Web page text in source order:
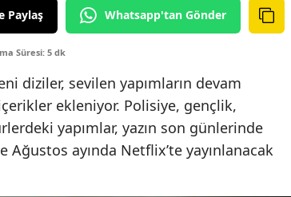
Paylaş Whatsapp'tan Gönder
Süresi: 5 dk
diziler, sevilen yapımların devam
ekleniyor. Polisiye, gençlik,
yapımlar, yazın son günlerinde
ayında Netflix’te yayınlanacak